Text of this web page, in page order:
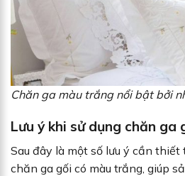
Chăn ga màu trắng nổi bật bởi
Lưu ý khi sử dụng chăn ga
Sau đây là một số lưu ý cần thiết
chăn ga gối có màu trắng, giúp